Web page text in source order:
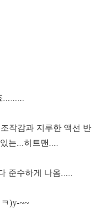
.........
작감과 지루한 액션 반
는...히트맨....
준수하게 나옴.....
)y-~~